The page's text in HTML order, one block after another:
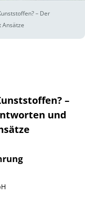
– Der
Ansätze
–
und